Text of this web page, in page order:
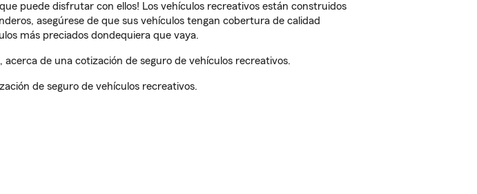
puede disfrutar con ellos! Los vehículos recreativos están construidos
asegúrese de que sus vehículos tengan cobertura de calidad
más preciados dondequiera que vaya.
de una cotización de seguro de vehículos recreativos.
de seguro de vehículos recreativos.